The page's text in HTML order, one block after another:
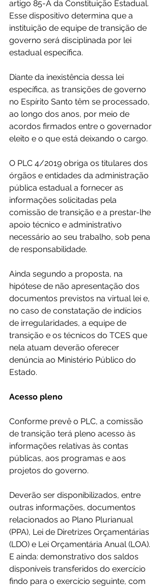
artigo 85-A da Constituição Estadual.
Esse dispositivo determina que a
instituição de equipe de transição de
governo será disciplinada por lei
estadual específica.
Diante da inexistência dessa lei
específica, as transições de governo
no Espírito Santo têm se processado,
ao longo dos anos, por meio de
acordos firmados entre o governador
eleito e o que está deixando o cargo.
O PLC 4/2019 obriga os titulares dos
órgãos e entidades da administração
pública estadual a fornecer as
informações solicitadas pela
comissão de transição e a prestar-lhe
apoio técnico e administrativo
necessário ao seu trabalho, sob pena
de responsabilidade.
Ainda segundo a proposta, na
hipótese de não apresentação dos
documentos previstos na virtual lei e,
no caso de constatação de indícios
de irregularidades, a equipe de
transição e os técnicos do TCES que
nela atuam deverão oferecer
denúncia ao Ministério Público do
Estado.
Acesso pleno
Conforme prevê o PLC, a comissão
de transição terá pleno acesso às
informações relativas às contas
públicas, aos programas e aos
projetos do governo.
Deverão ser disponibilizados, entre
outras informações, documentos
relacionados ao Plano Plurianual
(PPA), Lei de Diretrizes Orçamentárias
(LDO) e Lei Orçamentária Anual (LOA).
E ainda: demonstrativo dos saldos
disponíveis transferidos do exercício
findo para o exercício seguinte, com